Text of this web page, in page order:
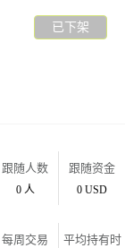
已下架
跟随人数
0 人
跟随资金
0 USD
每周交易 平均持有时